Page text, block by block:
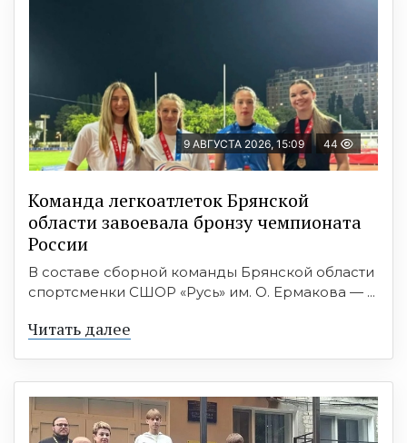
9 АВГУСТА 2026, 15:09 44
Команда легкоатлеток Брянской
области завоевала бронзу чемпионата
России
В составе сборной команды Брянской области
спортсменки СШОР «Русь» им. О. Ермакова — ...
Читать далее